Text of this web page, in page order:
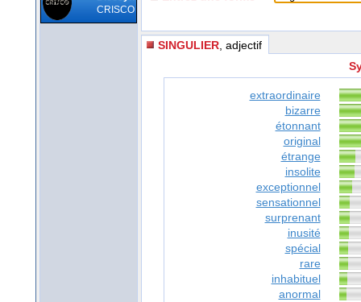
CRISCO
SINGULIER , adjectif
extraordinaire
bizarre
étonnant
original
étrange
insolite
exceptionnel
sensationnel
surprenant
inusité
spécial
rare
inhabituel
anormal